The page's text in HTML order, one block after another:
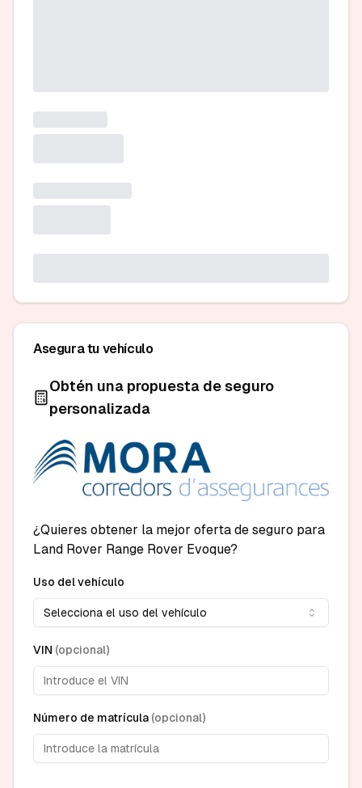
Asegura tu vehículo
Obtén una propuesta de seguro
personalizada
¿Quieres obtener la mejor oferta de seguro para
Land Rover Range Rover Evoque?
Uso del vehículo
Selecciona el uso del vehículo
VIN (opcional)
Número de matrícula (opcional)